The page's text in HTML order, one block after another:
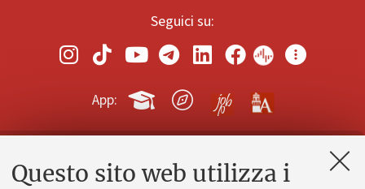
Questo sito web utilizza i
Seguici su:
App:
Contatti e PEC